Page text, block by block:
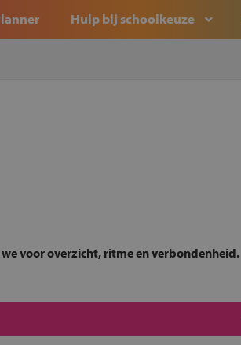
Hulp bij schoolkeuze
voor overzicht, ritme en verbondenheid.